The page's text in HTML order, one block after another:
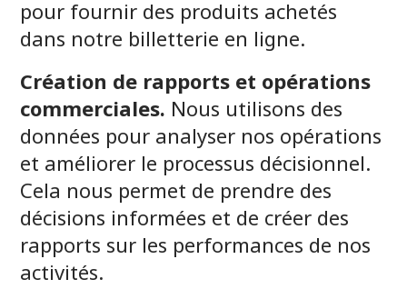
pour fournir des produits achetés
dans notre billetterie en ligne.
Création de rapports et opérations
commerciales. Nous utilisons des
données pour analyser nos opérations
et améliorer le processus décisionnel.
Cela nous permet de prendre des
décisions informées et de créer des
rapports sur les performances de nos
activités.